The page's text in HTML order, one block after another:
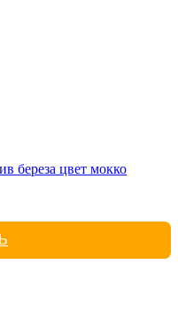
береза цвет мокко